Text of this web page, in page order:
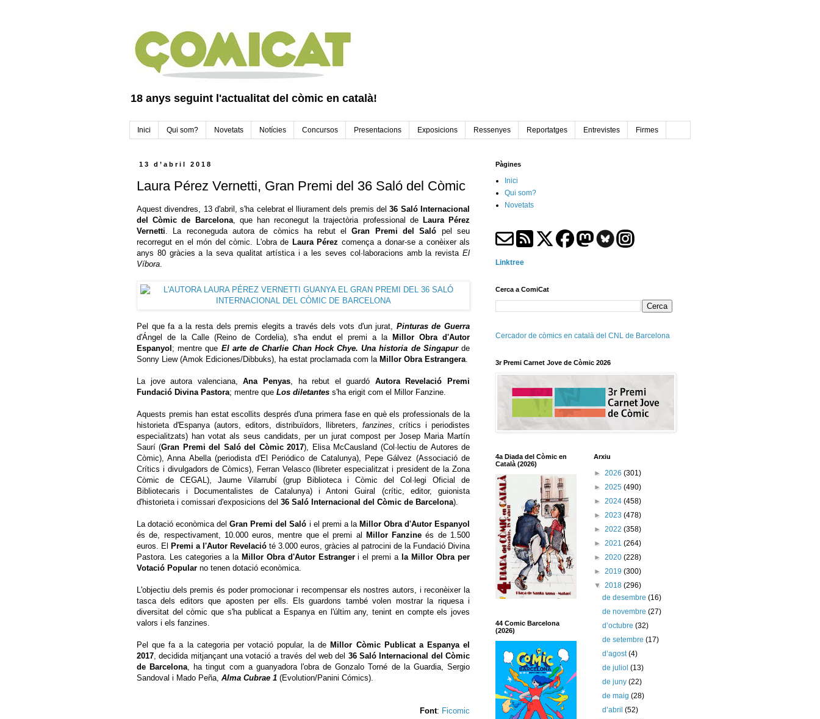
18 anys seguint l'actualitat del còmic en català!
Inici Qui som? Novetats Notícies Concursos Presentacions Exposicions Ressenyes Reportatges Entrevistes Firmes
13 d’abril 2018
Laura Pérez Vernetti, Gran Premi del 36 Saló del Còmic
Aquest divendres, 13 d'abril, s'ha celebrat el lliurament dels premis del36 Saló Internacional
del Còmic de Barcelona, ​​que han reconegut la trajectòria professional de Laura Pérez
Vernetti. La reconeguda autora de còmics ha rebut elGran Premi del Saló pel seu
recorregut en el món del còmic. L'obra de Laura Pérez comença a donar-se a conèixer als
anys 80 gràcies a la seva qualitat artística i a les seves col·laboracions amb la revista El
Víbora.
Pel que fa a la resta dels premis elegits a través dels vots d'un jurat, Pinturas de Guerra
d'Ángel de la Calle (Reino de Cordelia), s'ha endut el premi a la Millor Obra d'Autor
Espanyol ; mentre que El arte de Charlie Chan Hock Chye. Una historia de Singapurde
Sonny Liew (Amok Ediciones/Dibbuks), ha estat proclamada com la Millor Obra Estrangera.
La jove autora valenciana,Ana Penyas, ha rebut el guardó Autora Revelació Premi
Fundació Divina Pastora; mentre que Los diletantes s'ha erigit com el Millor Fanzine.
Aquests premis han estat escollits després d'una primera fase en què els professionals de la
historieta d'Espanya (autors, editors, distribuïdors, llibreters, fanzines, crítics i periodistes
especialitzats) han votat als seus candidats, per un jurat compost per Josep Maria Martín
Saurí (Gran Premi del Saló del Còmic 2017), Elisa McCausland (Col·lectiu de Autores de
Còmic), Anna Abella (periodista d'El Periódico de Catalunya), Pepe Gálvez (Associació de
Crítics i divulgadors de Còmics), Ferran Velasco (llibreter especialitzat i president de la Zona
Còmic de CEGAL), Jaume Vilarrubí (grup Biblioteca i Còmic del Col·legi Oficial de
Bibliotecaris i Documentalistes de Catalunya) i Antoni Guiral (crític, editor, guionista
d'historieta i comissari d'exposicions del 36 Saló Internacional del Còmic de Barcelona).
La dotació econòmica delGran Premi del Saló i el premi a la Millor Obra d'Autor Espanyol
és de, respectivament, 10.000 euros, mentre que el premi al
Millor Fanzine és de 1.500
euros. El Premi a l'Autor Revelació té 3.000 euros, gràcies al patrocini de la Fundació Divina
Pastora. Les categories a la Millor Obra d'Autor Estrangeri el premi a la Millor Obra per
Votació Popular no tenen dotació econòmica.
L'objectiu dels premis és poder promocionar i recompensar els nostres autors, i reconèixer la
tasca dels editors que aposten per ells. Els guardons també volen mostrar la riquesa i
diversitat del còmic que s'ha publicat a Espanya en l'últim any, tenint en compte els joves
valors i els fanzines.
Pel que fa a la categoria per votació popular, la de Millor Còmic Publicat a Espanya el
2017, decidida mitjançant una votació a través del web del 36 Saló Internacional del Còmic
de Barcelona, ​​ha tingut com a guanyadora l'obra de Gonzalo Torné de la Guardia, Sergio
Sandoval i Mado Peña, Alma Cubrae 1 (Evolution/Panini Cómics).
Font: Ficomic
Pàgines
Inici
Qui som?
Novetats
Linktree
Cerca a ComiCat
Cercador de còmics en català del CNL de Barcelona
3r Premi Carnet Jove de Còmic 2026
4a Diada del Còmic en
Català (2026)
44 Comic Barcelona
(2026)
Arxiu
► 2026 (301)
► 2025 (490)
► 2024 (458)
► 2023 (478)
► 2022 (358)
► 2021 (264)
► 2020 (228)
► 2019 (300)
▼ 2018 (296)
de desembre(16)
de novembre(27)
d’octubre(32)
de setembre(17)
d’agost(4)
de juliol(13)
de juny(22)
de maig(28)
d’abril(52)